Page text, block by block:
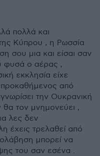
πολλά και
Κύπρου , η Ρωσσία
σου μια και είσαι σαν
φυσά ο αέρας ,
εκκλησία είχε
προκαθήμενος από
την Ουκρανική
τον μνημονεύει ,
λες δεν
έχεις τρελαθεί από
μπορεί να
του σαν εσένα .